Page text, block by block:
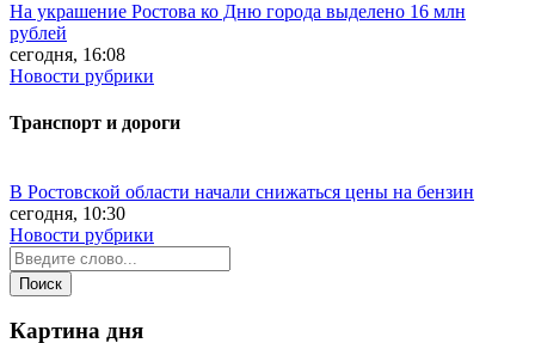
На украшение Ростова ко Дню города выделено 16 млн
рублей
сегодня, 16:08
Новости рубрики
Транспорт и дороги
В Ростовской области начали снижаться цены на бензин
сегодня, 10:30
Новости рубрики
Картина дня